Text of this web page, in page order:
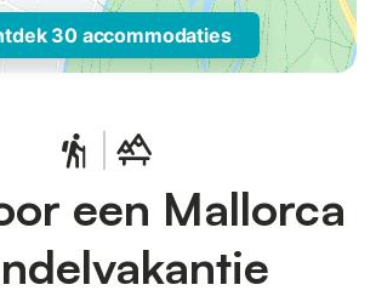
30 accommodaties
een Mallorca